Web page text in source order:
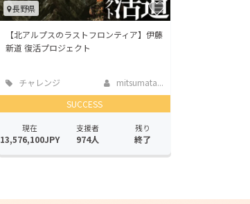
長野県
【北アルプスのラストフロンティア】伊藤
新道 復活プロジェクト
チャレンジ
mitsumata...
SUCCESS
現在
13,576,100JPY
支援者
974人
残り
終了